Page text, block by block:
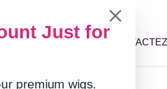
Just for
premium wigs.